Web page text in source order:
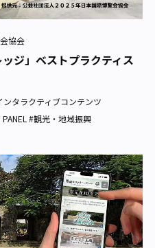
協会
ジ」ベストプラクティス
ンタラクティブコンテンツ
PANEL #観光・地域振興